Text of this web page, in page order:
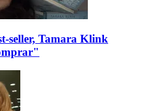
seller, Tamara Klink